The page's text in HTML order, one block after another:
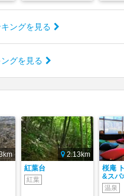
ングを見る
グを見る
2.13km
紅葉台
紅葉
桜庵
&スパ
温泉